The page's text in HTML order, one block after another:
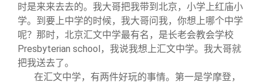
时是来来去去的。我大哥把我带到北京，小学上红庙小
学。到要上中学的时候，我大哥问我，你想上哪个中学
呢？那时，北京汇文中学最有名，是长老会教会学校
Presbyterian school，我说我想上汇文中学。我大哥就
把我送去了。
在汇文中学，有两件好玩的事情。第一是学摩登，